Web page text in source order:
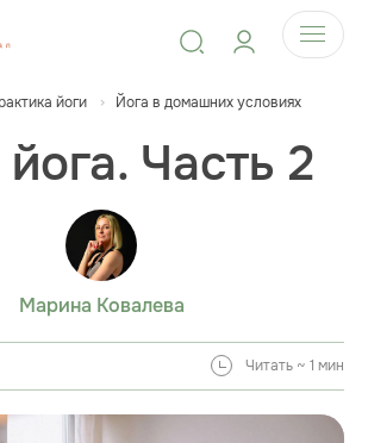
йоги Йога в домашних условиях
Часть 2
Марина Ковалева
Читать ~ 1 мин